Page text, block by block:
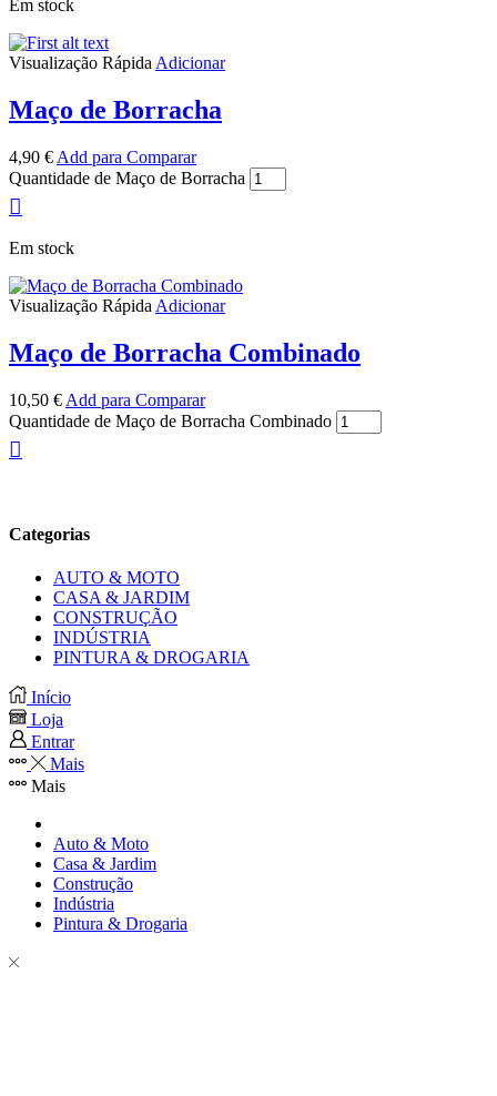
Em stock
Visualização Rápida Adicionar
Maço de Borracha
4,90 € Add para Comparar
Quantidade de Maço de Borracha
Em stock
Visualização Rápida Adicionar
Maço de Borracha Combinado
10,50 € Add para Comparar
Quantidade de Maço de Borracha Combinado
Categorias
AUTO & MOTO
CASA & JARDIM
CONSTRUÇÃO
INDÚSTRIA
PINTURA & DROGARIA
Início
Loja
Entrar
Mais
Mais
Auto & Moto
Casa & Jardim
Construção
Indústria
Pintura & Drogaria